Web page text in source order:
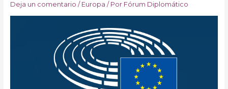
Deja un comentario / Europa / Por Fórum Diplomático